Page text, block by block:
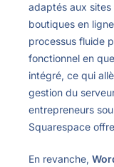
adaptés aux
boutiques en
processus fluide
fonctionnel en
intégré, ce qui
gestion du
entrepreneurs
Squarespace
En revanche,